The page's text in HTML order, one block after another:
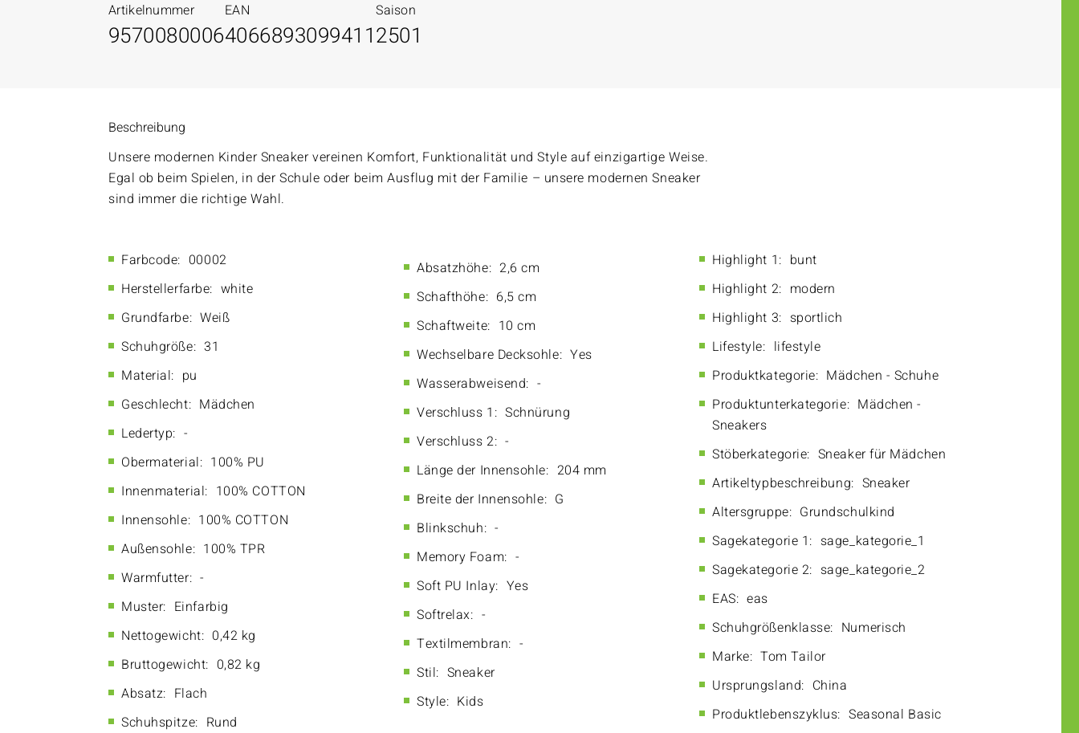
Artikelnummer
9570080006
EAN
4066893099411
Saison
2501
Beschreibung
Unsere modernen Kinder Sneaker vereinen Komfort, Funktionalität und Style auf einzigartige Weise.
Egal ob beim Spielen, in der Schule oder beim Ausflug mit der Familie – unsere modernen Sneaker
sind immer die richtige Wahl.
Farbcode: 00002
Herstellerfarbe: white
Grundfarbe: Weiß
Schuhgröße: 31
Material: pu
Geschlecht: Mädchen
Ledertyp: -
Obermaterial: 100% PU
Innenmaterial: 100% COTTON
Innensohle: 100% COTTON
Außensohle: 100% TPR
Warmfutter: -
Muster: Einfarbig
Nettogewicht: 0,42 kg
Bruttogewicht: 0,82 kg
Absatz: Flach
Schuhspitze: Rund
Absatzhöhe: 2,6 cm
Schafthöhe: 6,5 cm
Schaftweite: 10 cm
Wechselbare Decksohle: Yes
Wasserabweisend: -
Verschluss 1: Schnürung
Verschluss 2: -
Länge der Innensohle: 204 mm
Breite der Innensohle: G
Blinkschuh: -
Memory Foam: -
Soft PU Inlay: Yes
Softrelax: -
Textilmembran: -
Stil: Sneaker
Style: Kids
Highlight 1: bunt
Highlight 2: modern
Highlight 3: sportlich
Lifestyle: lifestyle
Produktkategorie: Mädchen - Schuhe
Produktunterkategorie: Mädchen -
Sneakers
Stöberkategorie: Sneaker für Mädchen
Artikeltypbeschreibung: Sneaker
Altersgruppe: Grundschulkind
Sagekategorie 1: sage_kategorie_1
Sagekategorie 2: sage_kategorie_2
EAS: eas
Schuhgrößenklasse: Numerisch
Marke: Tom Tailor
Ursprungsland: China
Produktlebenszyklus: Seasonal Basic